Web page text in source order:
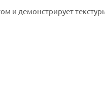
и демонстрирует